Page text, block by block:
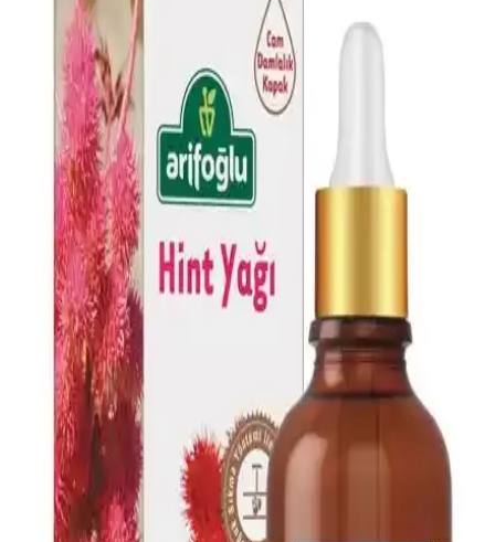
2024 yılında doğal ve bakım kolaylığı sağlayan saç stilleri ön planda
olacak. Trendler henüz net olmasa da, kişisel stil ve moda
gelişmeleri doğrultusunda seçimler yapılabilir.
Dr.C.Tuna Çay Ağacı Yağlı Sos Serumu: Çok Yönlü
Doğal Cilt ve Saç Bakım Ürünü
Doğal içerikli Dr.C.Tuna Çay Ağacı Yağlı Sos Serumu, cilt ve saç
derisi sorunlarına karşı çok yönlü kullanım sağlar, ferahlatıcı etkisi
ve hızlı sonuçlarıyla öne çıkar.
AVIDERM Lavanta Yağ Spreyi: Doğal ve Etkili Saç
Bakım Çözümü
AVIDERM lavanta yağı spreyi, doğal içeriklerle saçlara hafiflik,
parlaklık ve hoş koku kazandırır. Suya dayanıklı formülüyle tüm saç
tipleriyle uyum sağlar, saç derisini rahatlatır ve günlük bakımda
pratik kullanım sunar.
Doğalca Kojik Asit Sabunu: Leke Karşıtı ve Cilt
Tonunu Eşitleyen Doğal Temizlik Ürünü
Doğalca Kojik Asit Sabunu, doğal içerikleriyle leke karşıtı ve cilt
tonunu eşitleyen etkili bir temizlik sağlar, güvenli ve dermatolojik
testlerle onaylanmıştır.